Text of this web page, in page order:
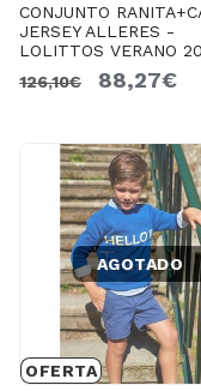
CONJUNTO
JERSEY ALLERES -
LOLITTOS VERANO
126,10€
88,27€
OFERTA
AGOTADO